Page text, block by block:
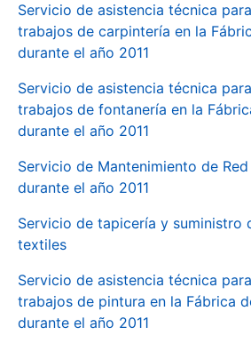
Servicio de asistencia técnica
trabajos de carpintería en la
durante el año 2011
Servicio de asistencia técnica
trabajos de fontanería en la
durante el año 2011
Servicio de Mantenimiento de
durante el año 2011
Servicio de tapicería y suministro
textiles
Servicio de asistencia técnica
trabajos de pintura en la Fábrica
durante el año 2011